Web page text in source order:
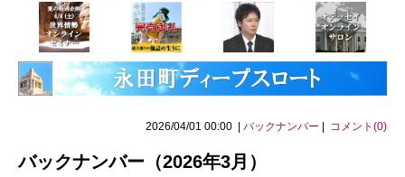
2026/04/01 00:00 | バックナンバー コメント(0)
バックナンバー（2026年3月）